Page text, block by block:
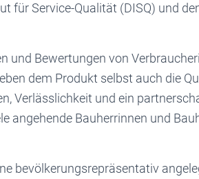
für Service-Qualität (DISQ) und
und Bewertungen von
dem Produkt selbst auch die
Verlässlichkeit und ein
angehende Bauherrinnen und
bevölkerungsrepräsentativ